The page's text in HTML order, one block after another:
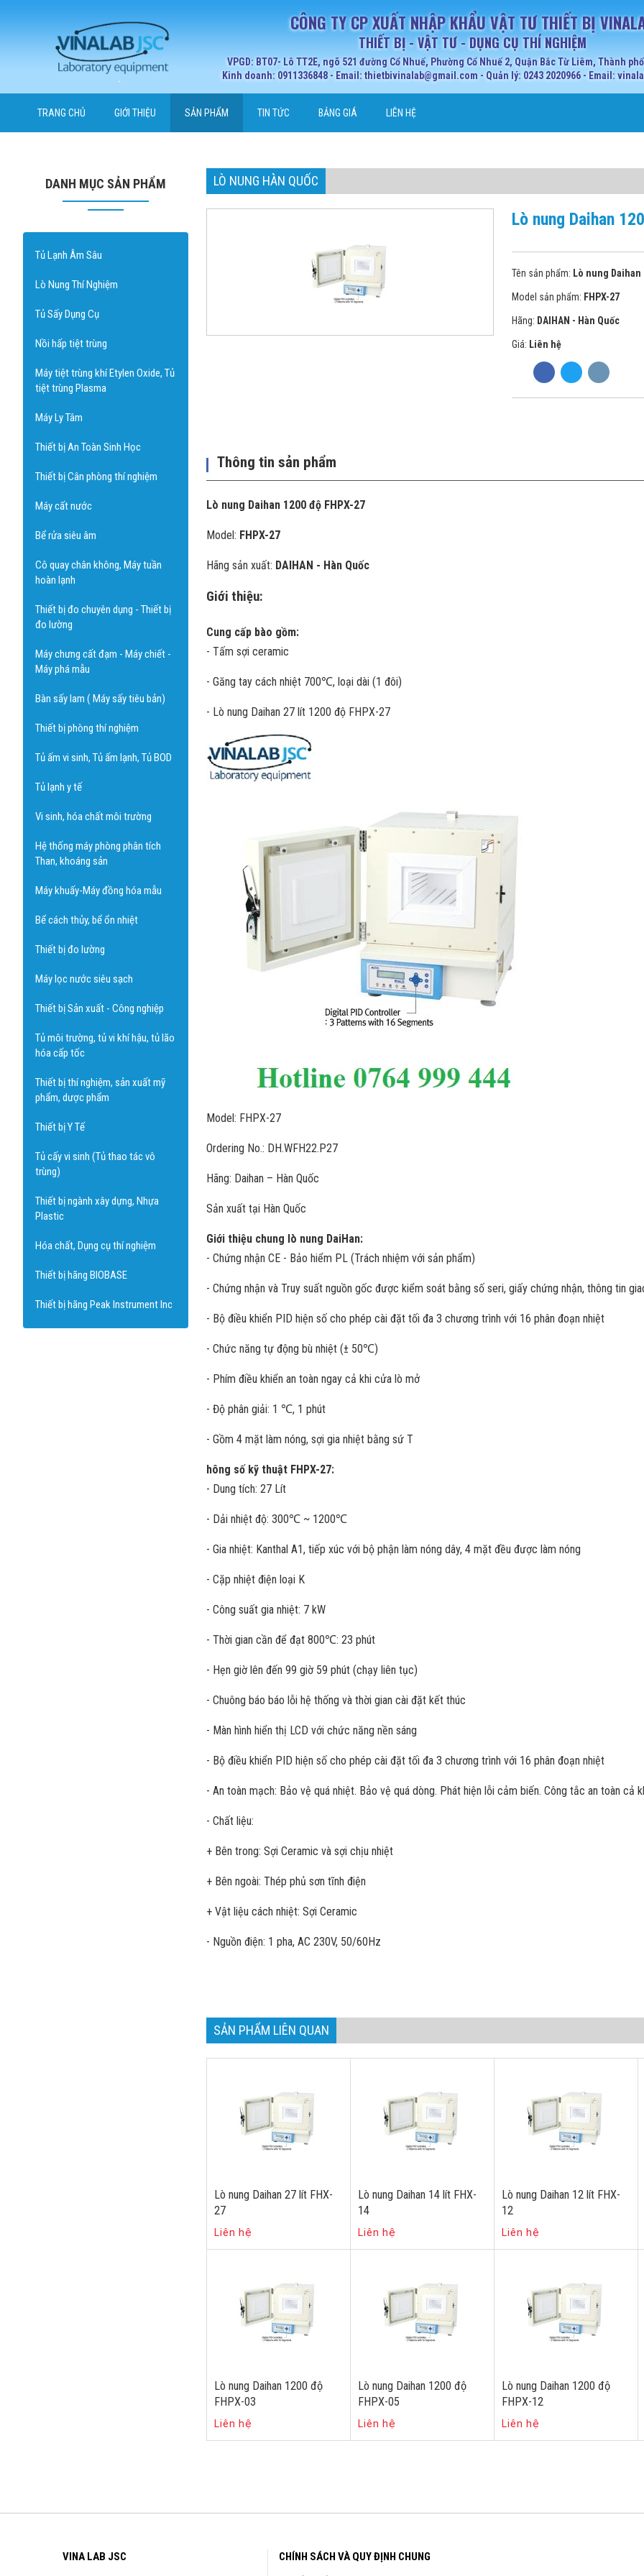
CÔNG TY CP XUẤT NHẬP KHẨU VẬT TƯ THIẾT BỊ
THIẾT BỊ - VẬT TƯ - DỤNG CỤ THÍ NGHIỆM
VPGD: BT07- Lô TT2E, ngõ 521 đường Cổ Nhuế, Phường Cổ Nhuế 2, Quận Bắc Từ Liêm, Thành
Kinh doanh: 0911336848 - Email: thietbivinalab@gmail.com - Quản lý: 0243 2020966 - Email:
TRANG CHỦ GIỚI THIỆU SẢN PHẨM TIN TỨC BẢNG GIÁ LIÊN HỆ
DANH MỤC SẢN PHẨM
Tủ Lạnh Âm Sâu
Lò Nung Thí Nghiệm
Tủ Sấy Dụng Cụ
Nồi hấp tiệt trùng
Máy tiệt trùng khí Etylen Oxide, Tủ
tiệt trùng Plasma
Máy Ly Tâm
Thiết bị An Toàn Sinh Học
Thiết bị Cân phòng thí nghiệm
Máy cất nước
Bể rửa siêu âm
Cô quay chân không, Máy tuần
hoàn lạnh
Thiết bị đo chuyên dụng - Thiết bị
đo lường
Máy chưng cất đạm - Máy chiết -
Máy phá mẫu
Bàn sấy lam ( Máy sấy tiêu bản)
Thiết bị phòng thí nghiệm
Tủ ấm vi sinh, Tủ ấm lạnh, Tủ BOD
Tủ lạnh y tế
Vi sinh, hóa chất môi trường
Hệ thống máy phòng phân tích
Than, khoáng sản
Máy khuấy-Máy đồng hóa mẫu
Bể cách thủy, bể ổn nhiệt
Thiết bị đo lường
Máy lọc nước siêu sạch
Thiết bị Sản xuất - Công nghiệp
Tủ môi trường, tủ vi khí hậu, tủ lão
hóa cấp tốc
Thiết bị thí nghiệm, sản xuất mỹ
phẩm, dược phẩm
Thiết bị Y Tế
Tủ cấy vi sinh (Tủ thao tác vô
trùng)
Thiết bị ngành xây dựng, Nhựa
Plastic
Hóa chất, Dụng cụ thí nghiệm
Thiết bị hãng BIOBASE
Thiết bị hãng Peak Instrument Inc
LÒ NUNG HÀN QUỐC
Lò nung Daihan
Tên sản phẩm: Lò nung Daihan
Model sản phẩm: FHPX-27
Hãng: DAIHAN - Hàn Quốc
Giá: Liên hệ
Thông tin sản phẩm
Lò nung Daihan 1200 độ FHPX-27
Model: FHPX-27
Hãng sản xuất: DAIHAN - Hàn Quốc
Giới thiệu:
Cung cấp bào gồm:
- Tấm sợi ceramic
- Găng tay cách nhiệt 700℃, loại dài (1 đôi)
- Lò nung Daihan 27 lít 1200 độ FHPX-27
Model: FHPX-27
Ordering No.: DH.WFH22.P27
Hãng: Daihan – Hàn Quốc
Sản xuất tại Hàn Quốc
Giới thiệu chung lò nung DaiHan:
- Chứng nhận CE - Bảo hiểm PL (Trách nhiệm với sản phẩm)
- Chứng nhận và Truy suất nguồn gốc được kiểm soát bằng số seri, giấy chứng nhận, thông tin
- Bộ điều khiển PID hiện số cho phép cài đặt tối đa 3 chương trình với 16 phân đoạn nhiệt
- Chức năng tự động bù nhiệt (± 50℃)
- Phím điều khiển an toàn ngay cả khi cửa lò mở
- Độ phân giải: 1 ℃, 1 phút
- Gồm 4 mặt làm nóng, sợi gia nhiệt bằng sứ T
hông số kỹ thuật FHPX-27:
- Dung tích: 27 Lít
- Dải nhiệt độ: 300℃ ~ 1200℃
- Gia nhiệt: Kanthal A1, tiếp xúc với bộ phận làm nóng dây, 4 mặt đều được làm nóng
- Cặp nhiệt điện loại K
- Công suất gia nhiệt: 7 kW
- Thời gian cần để đạt 800℃: 23 phút
- Hẹn giờ lên đến 99 giờ 59 phút (chạy liên tục)
- Chuông báo báo lỗi hệ thống và thời gian cài đặt kết thúc
- Màn hình hiển thị LCD với chức năng nền sáng
- Bộ điều khiển PID hiện số cho phép cài đặt tối đa 3 chương trình với 16 phân đoạn nhiệt
- An toàn mạch: Bảo vệ quá nhiệt. Bảo vệ quá dòng. Phát hiện lỗi cảm biến. Công tắc an toàn cả
- Chất liệu:
+ Bên trong: Sợi Ceramic và sợi chịu nhiệt
+ Bên ngoài: Thép phủ sơn tĩnh điện
+ Vật liệu cách nhiệt: Sợi Ceramic
- Nguồn điện: 1 pha, AC 230V, 50/60Hz
SẢN PHẨM LIÊN QUAN
Lò nung Daihan 27 lít FHX-
27
Liên hệ
Lò nung Daihan 14 lít FHX-
14
Liên hệ
Lò nung Daihan 12 lít FHX-
12
Liên hệ
Lò nung Daihan 1200 độ
FHPX-03
Liên hệ
Lò nung Daihan 1200 độ
FHPX-05
Liên hệ
Lò nung Daihan 1200 độ
FHPX-12
Liên hệ
VINA LAB JSC CHÍNH SÁCH VÀ QUY ĐỊNH CHUNG